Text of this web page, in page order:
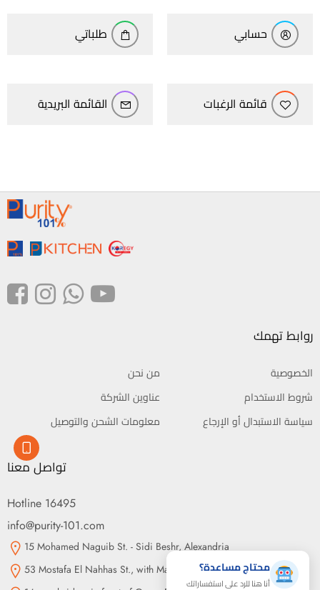
حسابي طلباتي
قائمة الرغبات القائمة البريدية
روابط تهمك
من نحن
الخصوصية
عناوين الشركة
شروط الاستخدام
معلومات الشحن والتوصيل
سياسة الاستبدال أو الإرجاع
تواصل معنا
Hotline 16495
info@purity-101.com
15 Mohamed Naguib St. - Sidi Beshr, Alexandria
53 Mostafa El Nahhas St., with Makram Ebeid St., Nasr City, Cairo
محتاج مساعدة؟
أنا هنا للرد على استفساراتك